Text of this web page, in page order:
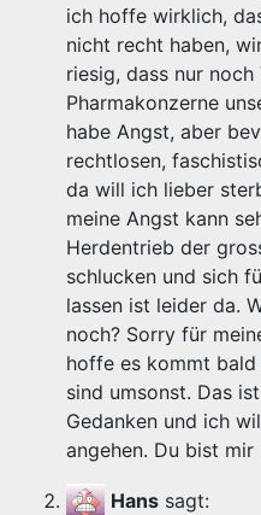
ich hoffe wirklich,
nicht recht haben,
riesig, dass nur
Pharmakonzerne
habe Angst, aber
rechtlosen,
da will ich lieber
meine Angst kann
Herdentrieb der
schlucken und sich
lassen ist leider da.
noch? Sorry für
hoffe es kommt bald
sind umsonst. Das
Gedanken und ich
angehen. Du bist mir
Hans sagt: